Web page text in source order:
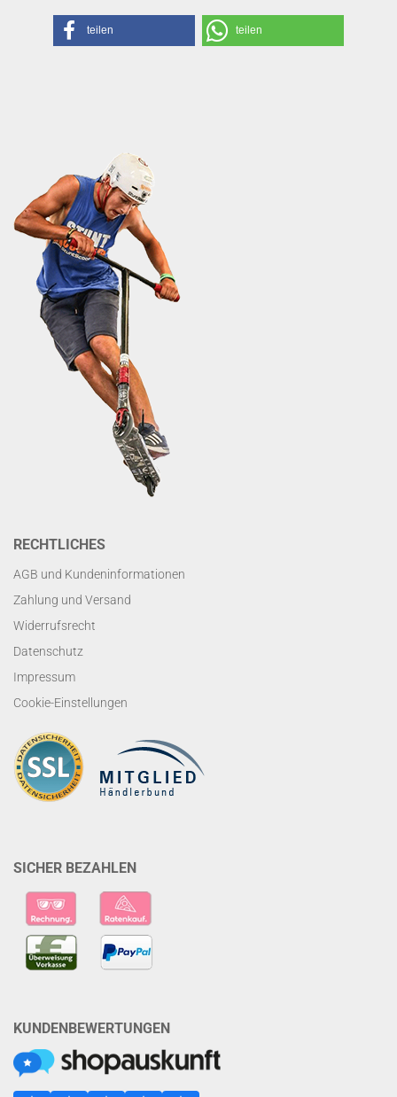
teilen teilen
RECHTLICHES
AGB und Kundeninformationen
Zahlung und Versand
Widerrufsrecht
Datenschutz
Impressum
Cookie-Einstellungen
SICHER BEZAHLEN
KUNDENBEWERTUNGEN